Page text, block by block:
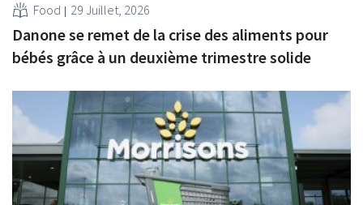
Food 29 Juillet, 2026
Danone se remet de la crise des aliments pour
bébés grâce à un deuxième trimestre solide